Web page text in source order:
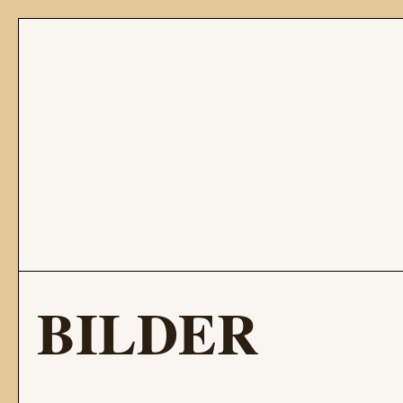
BILDER